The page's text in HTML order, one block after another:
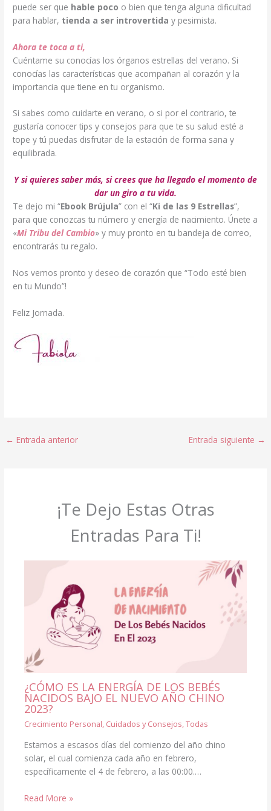
puede ser que hable poco o bien que tenga alguna dificultad
para hablar, tienda a ser introvertida y pesimista.
Ahora te toca a ti,
Cuéntame su conocías los órganos estrellas del verano. Si
conocías las características que acompañan al corazón y la
importancia que tiene en tu organismo.
Si sabes como cuidarte en verano, o si por el contrario, te
gustaría conocer tips y consejos para que te su salud esté a
tope y tú puedas disfrutar de la estación de forma sana y
equilibrada.
Y si quieres saber más, si crees que ha llegado el momento de
dar un giro a tu vida.
Te dejo mi “Ebook Brújula” con el “Ki de las 9 Estrellas”,
para que conozcas tu número y energía de nacimiento. Únete a
«Mi Tribu del Cambio» y muy pronto en tu bandeja de correo,
encontrarás tu regalo.
Nos vemos pronto y deseo de corazón que “Todo esté bien
en tu Mundo”!
Feliz Jornada.
← Entrada anterior Entrada siguiente →
¡Te Dejo Estas Otras
Entradas Para Ti!
¿CÓMO ES LA ENERGÍA DE LOS BEBÉS
NACIDOS BAJO EL NUEVO AÑO CHINO
2023?
Crecimiento Personal, Cuidados y Consejos,Todas
Estamos a escasos días del comienzo del año chino
solar, el cual comienza cada año en febrero,
específicamente el 4 de febrero, a las 00:00.…
Read More »